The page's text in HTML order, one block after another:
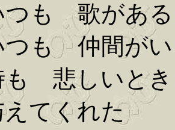
つも 歌がある
つも 仲間が
も 悲しいと
えてくれた